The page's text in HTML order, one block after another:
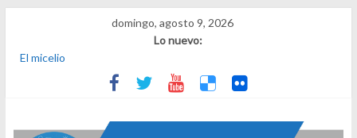
domingo, agosto 9, 2026
Lo nuevo:
El micelio
Receta para viajar al pasado
Una noche y el amanecer en Dignidad
INVI